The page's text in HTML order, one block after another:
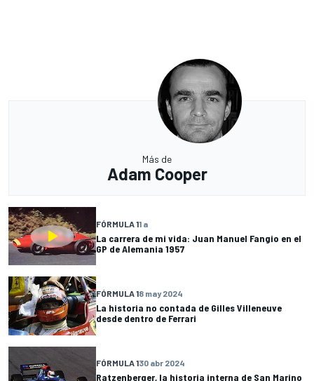
Más de
Adam Cooper
FÓRMULA 11 a
La carrera de mi vida: Juan Manuel Fangio en el
GP de Alemania 1957
FÓRMULA 18 may 2024
La historia no contada de Gilles Villeneuve
desde dentro de Ferrari
FÓRMULA 130 abr 2024
Ratzenberger, la historia interna de San Marino